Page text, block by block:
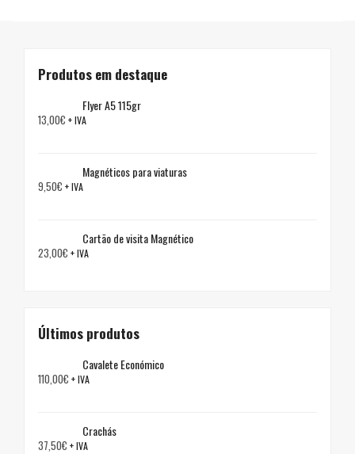
Produtos em destaque
Flyer A5 115gr
13,00€ + IVA
Magnéticos para viaturas
9,50€ + IVA
Cartão de visita Magnético
23,00€ + IVA
Últimos produtos
Cavalete Económico
110,00€ + IVA
Crachás
37,50€ + IVA